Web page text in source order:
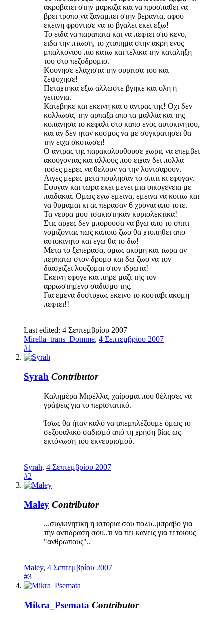
ακροβατει στην μαρκιζα και να προσπαθει να
βρει τροπο να ξαναμπει στην βεραντα, αφου
εκεινη φροντισε να το βγαλει εκει εξω!
Το ειδα να παραπατα και να πεφτει στο κενο,
ειδα την πτωση, το χτυπημα στην ακρη ενος
μπαλκονιου πιο κατω και τελικα την καταληξη
του στο πεζοδρομιο.
Κουνησε ελαχιστα την ουριτσα του και
ξεψυχησε!
Πεταχτηκα εξω αλλωστε βγηκε και ολη η
γειτονια.
Κατεβηκε και εκεινη και ο αντρας της! Οχι δεν
κολλωσα, την αρπαξα απο τα μαλλια και της
κοπανησα το κεφαλι στο καπο ενος αυτοκινητου,
και αν δεν ηταν κοσμος να με συγκρατησει θα
την ειχα σκοτωσει!
Ο αντρας της παρακολουθουσε χωρις να επεμβει
ακουγοντας και αλλους που ειχαν δει πολλα
τοσες μερες να θελουν να την λυντσαρουν.
Λιγες μερες μετα πουλησαν το σπιτι κι εφυγαν.
Εφυγαν και τωρα εκει μενει μια οικογενεια με
παιδακια. Ομως εγω εμεινα, εμεινα να κοιτω και
να θυμαμαι κι ας περασαν 6 χρονια απο τοτε.
Τα νευρα μου τσακιστηκαν κυριολεκτικα!
Στις αρχες δεν μπορουσα να βγω απο το σπιτι
νομιζοντας πως καποιο ζωο θα χτυπηθει απο
αυτοκινητο και εγω θα το δω!
Μετα το ξεπερασα, ομως ακομη και τωρα αν
περπατω στον δρομο και δω ζωο να τον
διασχιζει λουζομαι στον ιδρωτα!
Εκεινη εφυγε και πηρε μαζι της τον
αρρωστημενο σαδισμο της.
Για εμενα δυστυχως εκεινο το κουταβι ακομη
πεφτει!!
Last edited: 4 Σεπτεμβρίου 2007
Mirella_trans_Domme, 4 Σεπτεμβρίου 2007
#1
Syrah Contributor
Καλημέρα Μιρέλλα, χαίρομαι που θέλησες να
γράψεις για το περιστατικό.
Ίσως θα ήταν καλό να απεμπλέξουμε όμως το
σεξουαλικό σαδισμό από τη χρήση βίας ως
εκτόνωση του εκνευρισμού.
Syrah, 4 Σεπτεμβρίου 2007
#2
Maley Contributor
...συγκινητικη η ιστορια σου πολυ..μπραβο για
την αντιδραση σου..τι να πει κανεις για τετοιους
"ανθρωπους"..
Maley, 4 Σεπτεμβρίου 2007
#3
Mikra_Psemata Contributor